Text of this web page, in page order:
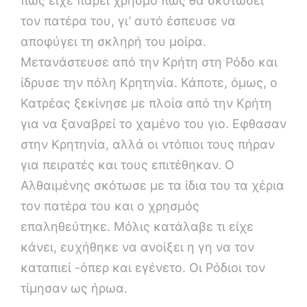
τον πατέρα του, γι’ αυτό έσπευσε να
αποφύγει τη σκληρή του μοίρα.
Μετανάστευσε από την Κρήτη στη Ρόδο και
ίδρυσε την πόλη Κρητηνία. Κάποτε, όμως, ο
Κατρέας ξεκίνησε με πλοία από την Κρήτη
για να ξαναβρεί το χαμένο του γιο. Εφθασαν
στην Κρητηνία, αλλά οι ντόπιοι τους πήραν
για πειρατές και τους επιτέθηκαν. Ο
Αλθαιμένης σκότωσε με τα ίδια του τα χέρια
τον πατέρα του και ο χρησμός
επαληθεύτηκε. Μόλις κατάλαβε τι είχε
κάνει, ευχήθηκε να ανοίξει η γη να τον
καταπιεί -όπερ και εγένετο. Οι Ρόδιοι τον
τίμησαν ως ήρωα.